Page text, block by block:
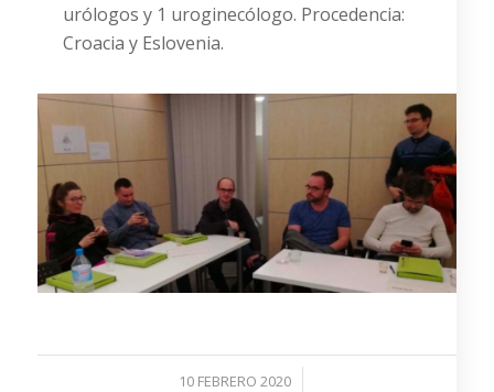
urólogos y 1 uroginecólogo. Procedencia:
Croacia y Eslovenia.
10 FEBRERO 2020
/